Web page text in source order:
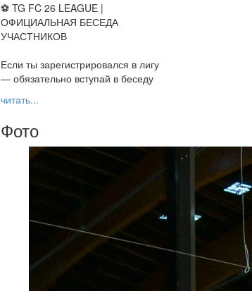
⚽ TG FC 26 LEAGUE |
ОФИЦИАЛЬНАЯ БЕСЕДА
УЧАСТНИКОВ
Если ты зарегистрировался в лигу
— обязательно вступай в беседу
читать...
Фото